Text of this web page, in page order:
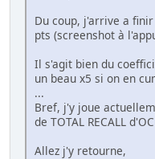
Du coup, j'arrive a
pts (screenshot à
Il s'agit bien du
un beau x5 si on en
...
Bref, j'y joue
de TOTAL RECALL
Allez j'y retourne,